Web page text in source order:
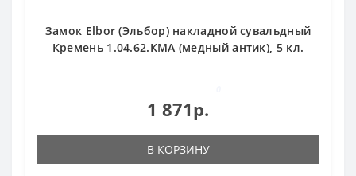
Замок Elbor (Эльбор) накладной сувальдный
Кремень 1.04.62.КМА (медный антик), 5 кл.
1 871р.
В КОРЗИНУ